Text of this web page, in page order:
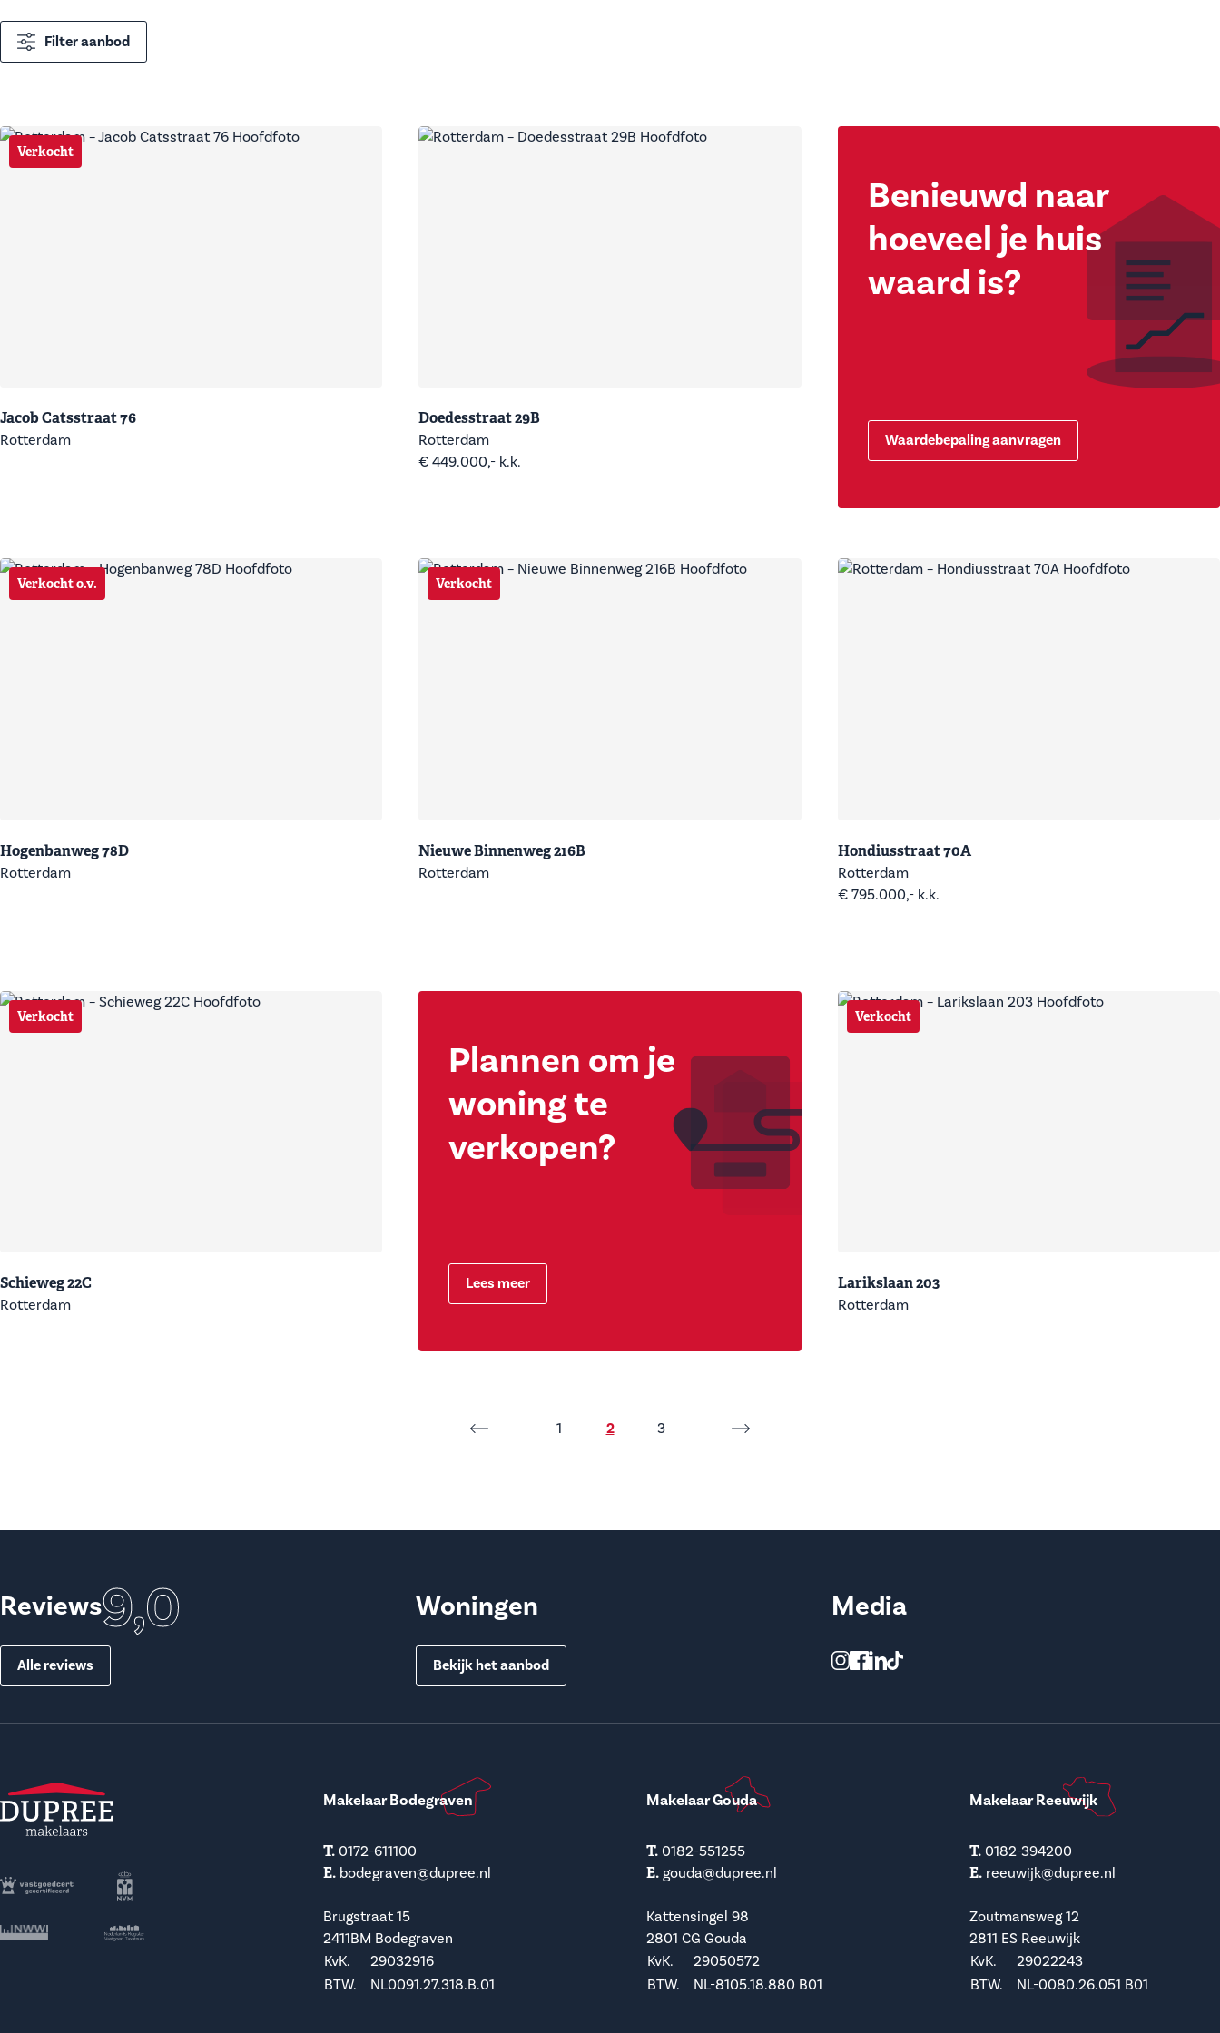
Filter aanbod
Verkocht
Jacob Catsstraat 76
Rotterdam
Doedesstraat 29B
Rotterdam
€ 449.000,- k.k.
Benieuwd naar
hoeveel je huis
waard is?
Waardebepaling aanvragen
Verkocht o.v.
Hogenbanweg 78D
Rotterdam
Verkocht
Nieuwe Binnenweg 216B
Rotterdam
Hondiusstraat 70A
Rotterdam
€ 795.000,- k.k.
Verkocht
Schieweg 22C
Rotterdam
Plannen om je
woning te
verkopen?
Lees meer
Verkocht
Larikslaan 203
Rotterdam
1 2 3
Reviews9,0
Alle reviews
Woningen
Bekijk het aanbod
Media
Makelaar Bodegraven
T. 0172-611100
E. bodegraven@dupree.nl
Brugstraat 15
2411BM Bodegraven
KvK.
29032916
BTW.
NL0091.27.318.B.01
Makelaar Gouda
T. 0182-551255
E. gouda@dupree.nl
Kattensingel 98
2801 CG Gouda
KvK.
29050572
BTW.
NL-8105.18.880 B01
Makelaar Reeuwijk
T. 0182-394200
E. reeuwijk@dupree.nl
Zoutmansweg 12
2811 ES Reeuwijk
KvK.
29022243
BTW.
NL-0080.26.051 B01